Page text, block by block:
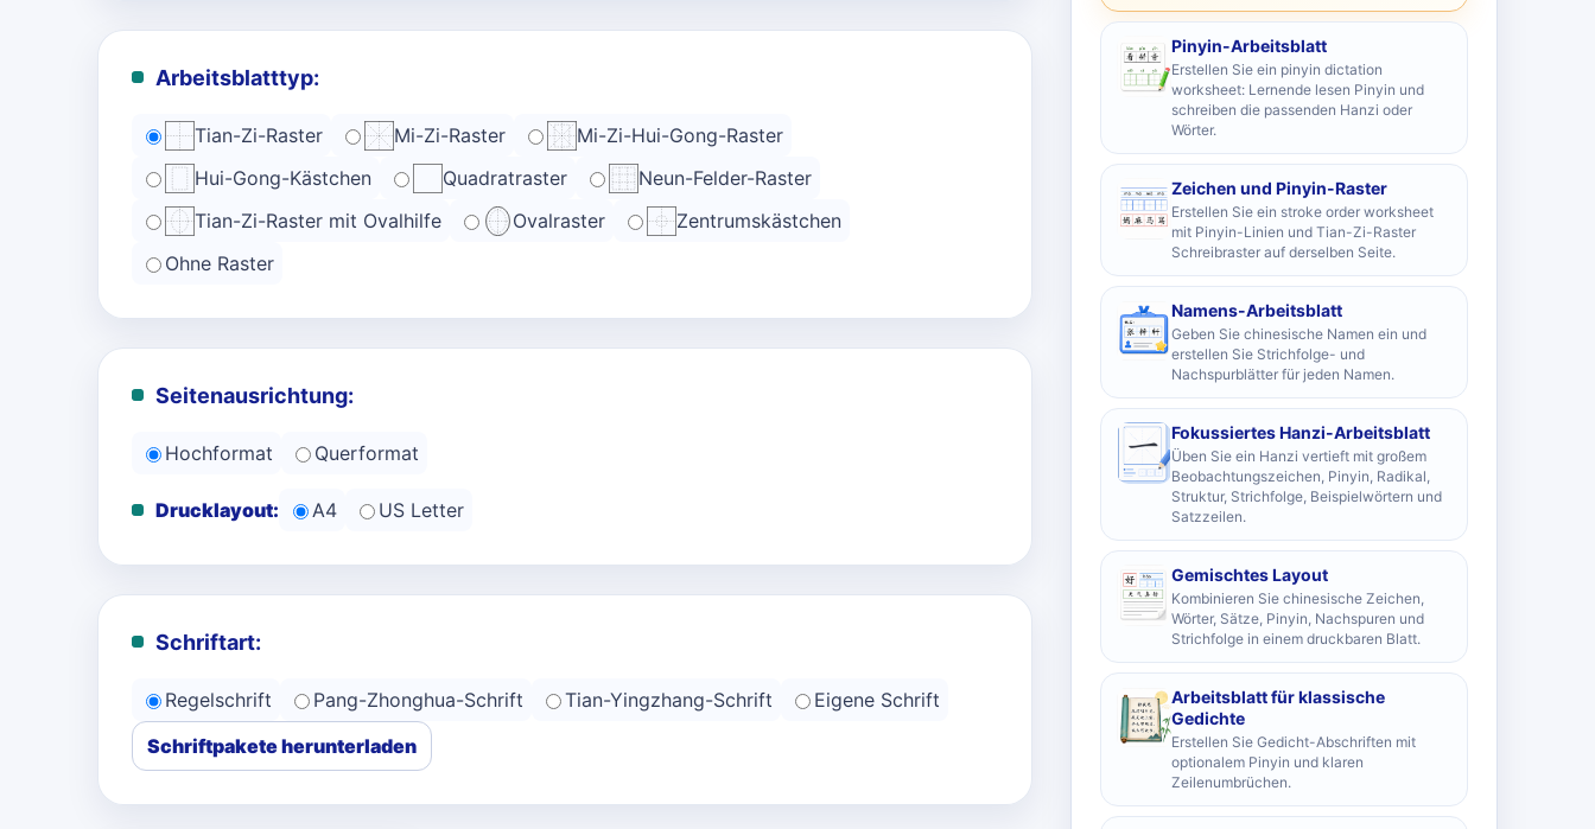
Arbeitsblatttyp:
Tian-Zi-Raster Mi-Zi-Raster
Mi-Zi-Hui-Gong-Raster
Hui-Gong-Kästchen
Quadratraster
Neun-Felder-Raster
Tian-Zi-Raster mit Ovalhilfe
Ovalraster
Zentrumskästchen
Ohne Raster
Seitenausrichtung:
Hochformat Querformat
Drucklayout: A4 US Letter
Schriftart:
Regelschrift Pang-Zhonghua-Schrift Tian-Yingzhang-Schrift
Eigene Schrift
Schriftpakete herunterladen
Pinyin-Arbeitsblatt
Erstellen Sie ein pinyin dictation
worksheet: Lernende lesen Pinyin und
schreiben die passenden Hanzi oder
Wörter.
Zeichen und Pinyin-Raster
Erstellen Sie ein stroke order worksheet
mit Pinyin-Linien und Tian-Zi-Raster
Schreibraster auf derselben Seite.
Namens-Arbeitsblatt
Geben Sie chinesische Namen ein und
erstellen Sie Strichfolge- und
Nachspurblätter für jeden Namen.
Fokussiertes Hanzi-Arbeitsblatt
Üben Sie ein Hanzi vertieft mit großem
Beobachtungszeichen, Pinyin, Radikal,
Struktur, Strichfolge, Beispielwörtern und
Satzzeilen.
Gemischtes Layout
Kombinieren Sie chinesische Zeichen,
Wörter, Sätze, Pinyin, Nachspuren und
Strichfolge in einem druckbaren Blatt.
Arbeitsblatt für klassische
Gedichte
Erstellen Sie Gedicht-Abschriften mit
optionalem Pinyin und klaren
Zeilenumbrüchen.